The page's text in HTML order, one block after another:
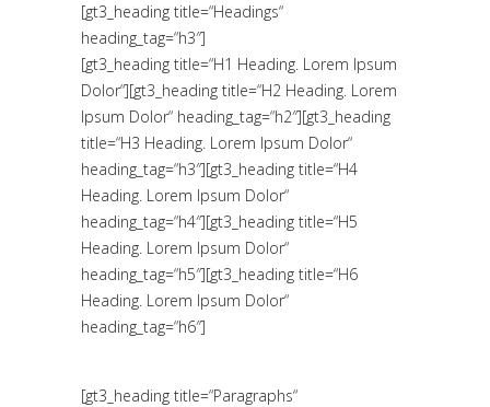
[gt3_heading title=“Headings“
heading_tag=“h3″]
[gt3_heading title=“H1 Heading. Lorem Ipsum
Dolor“][gt3_heading title=“H2 Heading. Lorem
Ipsum Dolor“ heading_tag=“h2″][gt3_heading
title=“H3 Heading. Lorem Ipsum Dolor“
heading_tag=“h3″][gt3_heading title=“H4
Heading. Lorem Ipsum Dolor“
heading_tag=“h4″][gt3_heading title=“H5
Heading. Lorem Ipsum Dolor“
heading_tag=“h5″][gt3_heading title=“H6
Heading. Lorem Ipsum Dolor“
heading_tag=“h6″]
[gt3_heading title=“Paragraphs“